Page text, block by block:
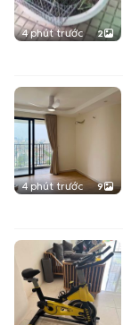
4 phút trước 2
4 phút trước 9